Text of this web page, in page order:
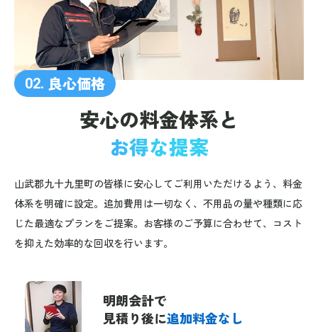
02. 良心価格
安心の料金体系と
お得な提案
山武郡九十九里町の皆様に安心してご利用いただけるよう、料金
体系を明確に設定。追加費用は一切なく、不用品の量や種類に応
じた最適なプランをご提案。お客様のご予算に合わせて、コスト
を抑えた効率的な回収を行います。
明朗会計で
見積り後に追加料金なし